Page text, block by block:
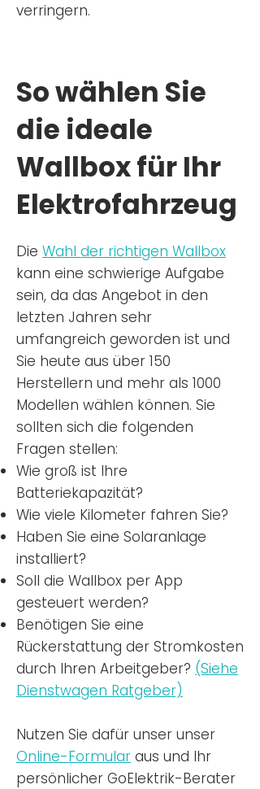
verringern.
So wählen Sie
die ideale
Wallbox für Ihr
Elektrofahrzeug
Die Wahl der richtigen Wallbox
kann eine schwierige Aufgabe
sein, da das Angebot in den
letzten Jahren sehr
umfangreich geworden ist und
Sie heute aus über 150
Herstellern und mehr als 1000
Modellen wählen können. Sie
sollten sich die folgenden
Fragen stellen:
Wie groß ist Ihre
Batteriekapazität?
Wie viele Kilometer fahren Sie?
Haben Sie eine Solaranlage
installiert?
Soll die Wallbox per App
gesteuert werden?
Benötigen Sie eine
Rückerstattung der Stromkosten
durch Ihren Arbeitgeber? (Siehe
Dienstwagen Ratgeber)
Nutzen Sie dafür unser unser
Online-Formular aus und Ihr
persönlicher GoElektrik-Berater